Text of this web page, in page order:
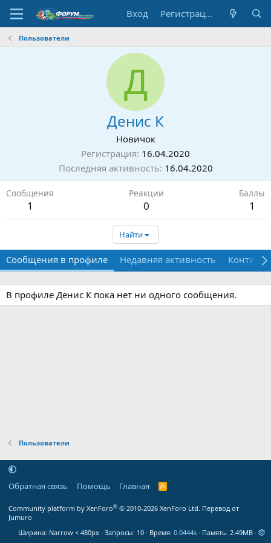
Вход Регистрация
Пользователи
Д
Денис К
Новичок
Регистрация 16.04.2020
Последняя активность 16.04.2020
Сообщения
1
Реакции
0
Баллы
1
Найти
Сообщения в профиле Недавняя активность Контент
В профиле Денис К пока нет ни одного сообщения.
Пользователи
Обратная связь Помощь Главная
R
Community platform by XenForo® © 2010-2026 XenForo Ltd. Перевод от
Jumuro
Ширина
Запросы 10 Время 0.0444s Память 2.49MB